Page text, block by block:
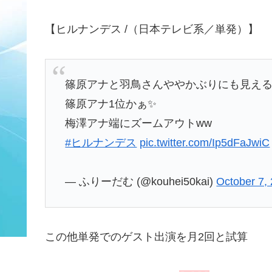
【ヒルナンデス /（日本テレビ系／単発）】
篠原アナと羽鳥さんややかぶりにも見え
篠原アナ1位かぁ✨
梅澤アナ端にズームアウトww
#ヒルナンデス pic.twitter.com/Ip5dFaJwiC
— ふりーだむ (@kouhei50kai)October 7,
この他単発でのゲスト出演を月2回と試算